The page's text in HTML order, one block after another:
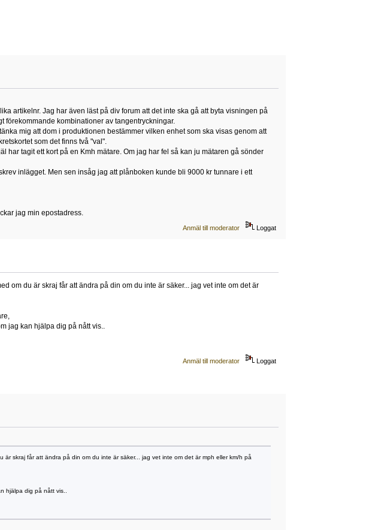
artikelnr. Jag har även läst på div forum att det inte ska gå att byta visningen på
förekommande kombinationer av tangentryckningar.
mig att dom i produktionen bestämmer vilken enhet som ska visas genom att
som det finns två "val".
tagit ett kort på en Kmh mätare. Om jag har fel så kan ju mätaren gå sönder
inlägget. Men sen insåg jag att plånboken kunde bli 9000 kr tunnare i ett
jag min epostadress.
Anmäl till moderator Loggat
om du är skraj får att ändra på din om du inte är säker... jag vet inte om det är
jag kan hjälpa dig på nått vis..
Anmäl till moderator Loggat
skraj får att ändra på din om du inte är säker... jag vet inte om det är mph eller km/h på
hjälpa dig på nått vis..